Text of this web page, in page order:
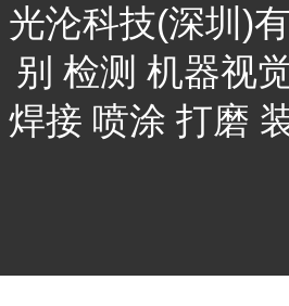
光沦科技(深圳)
别 检测 机器视
焊接 喷涂 打磨